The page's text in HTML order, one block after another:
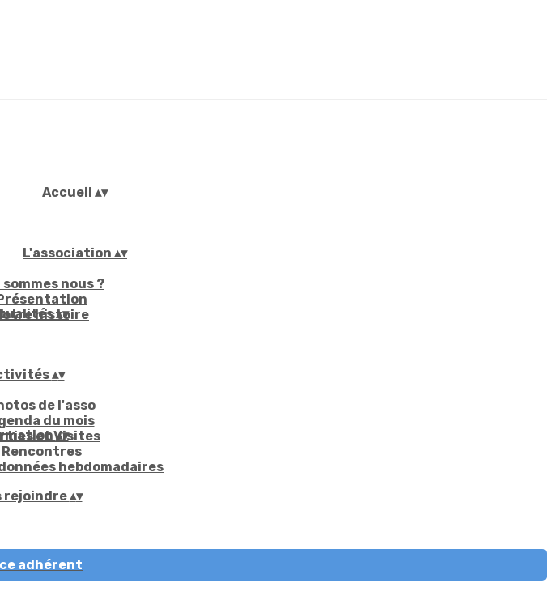
Accueil ▴▾
L'association ▴▾
sommes nous ?
histoire
▴▾
▴▾
de l'asso
du mois
et Visites
Rencontres
hebdomadaires
▴▾
rejoindre▴▾
adhérent